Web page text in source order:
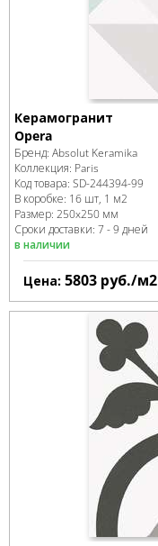
Керамогранит
Opera
Бренд: Absolut Keramika
Коллекция: Paris
Код товара: SD-244394-99
В коробке: 16 шт, 1 м2
Размер: 250x250 мм
Сроки доставки: 7 - 9 дней
в наличии
Цена: 5803 руб./м2